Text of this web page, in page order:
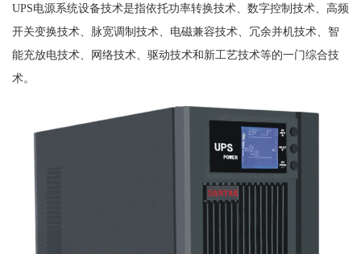
UPS电源系统设备技术是指依托功率转换技术、数字控制技术、高频
开关变换技术、脉宽调制技术、电磁兼容技术、冗余并机技术、智
能充放电技术、网络技术、驱动技术和新工艺技术等的一门综合技
术。